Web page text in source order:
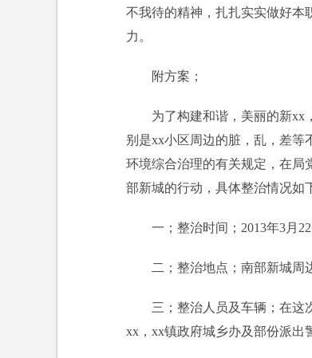
不我待的精神，扎扎实实做好本
力。
附方案；
为了构建和谐，美丽的新xx
别是xx小区周边的脏，乱，差等
环境综合治理的有关规定，在局
部新城的行动，具体整治情况如
一；整治时间；2013年3月
二；整治地点；南部新城周
三；整治人员及车辆；在这
xx，xx镇政府城乡办及部份派出